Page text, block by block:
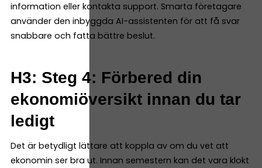
information eller kontakta support. Smarta företagare
använder den inbyggda AI-assistenten för att få svar
snabbare och fatta bättre beslut.
H3: Steg 4: Förbered din
ekonomiöversikt innan du tar
ledigt
Det är betydligt lättare att koppla av om du vet att
ekonomin ser bra ut. Innan semestern kan det vara klokt